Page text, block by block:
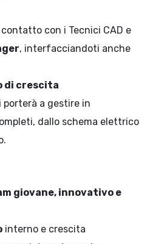
con i Tecnici CAD e
, interfacciandoti anche
di crescita
porterà a gestire in
dallo schema elettrico
giovane, innovativo e
interno e crescita